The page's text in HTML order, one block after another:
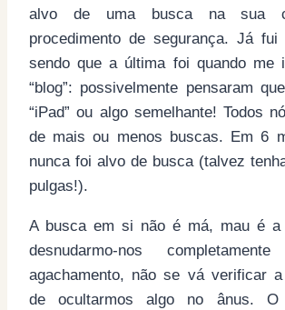
alvo de uma busca na sua
procedimento de segurança. Já
sendo que a última foi quando me
“blog”: possivelmente pensaram
“iPad” ou algo semelhante! Todos
de mais ou menos buscas. Em 6
nunca foi alvo de busca (talvez
pulgas!).
A busca em si não é má, mau é a
desnudarmo-nos
agachamento, não se vá verificar a
de ocultarmos algo no ânus. O